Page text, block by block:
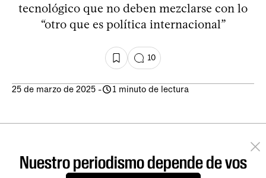
tecnológico que no deben mezclarse con lo
“otro que es política internacional”
10
25 de marzo de 2025 - 1 minuto de lectura
Nuestro periodismo depende de vos